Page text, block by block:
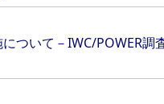
ついて－IWC/POWER調